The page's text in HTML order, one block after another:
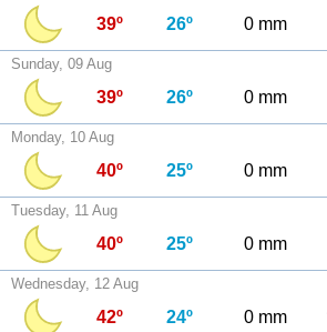
39º 26º 0 mm
Sunday, 09 Aug
39º 26º 0 mm
Monday, 10 Aug
40º 25º 0 mm
Tuesday, 11 Aug
40º 25º 0 mm
Wednesday, 12 Aug
42º 24º 0 mm